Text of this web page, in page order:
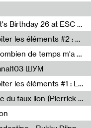
Radia Show #1107 : Art's Birthday 26 at ESC - Medien Kunst Labor
Sous le paysage - Habiter les éléments #2 : Vers le tournant élémentaire
Impossible de savoir combien de temps m'a échappé
Cuin
ШУМ
Sous le paysage - Habiter les éléments #1 : Les éléments et les débordements du vivant
Simb Gaïdé ou la danse du faux lion (Pierrick Mouton)